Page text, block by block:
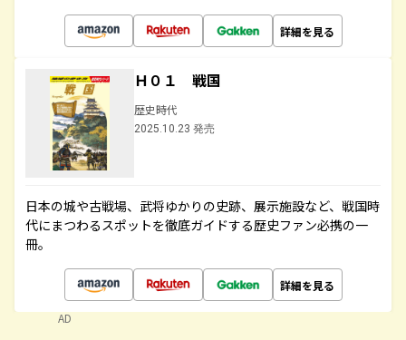
詳細を見る
Ｈ０１ 戦国
歴史時代
2025.10.23 発売
日本の城や古戦場、武将ゆかりの史跡、展示施設など、戦国時
代にまつわるスポットを徹底ガイドする歴史ファン必携の一
冊。
詳細を見る
AD